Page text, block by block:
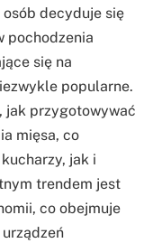
decyduje się
pochodzenia
się na
popularne.
jak przygotowywać
mięsa, co
jak i
trendem jest
co obejmuje